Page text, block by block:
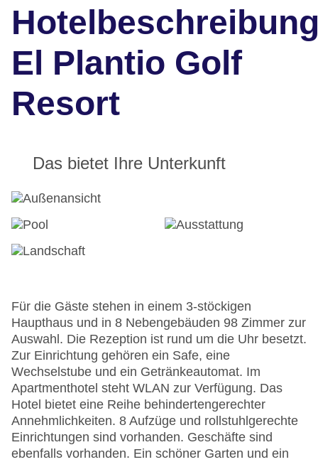
El Plantio Golf
Resort
Das bietet Ihre Unterkunft
Für die Gäste stehen in einem 3-stöckigen
Haupthaus und in 8 Nebengebäuden 98 Zimmer zur
Auswahl. Die Rezeption ist rund um die Uhr besetzt.
Zur Einrichtung gehören ein Safe, eine
Wechselstube und ein Getränkeautomat. Im
Apartmenthotel steht WLAN zur Verfügung. Das
Hotel bietet eine Reihe behindertengerechter
Annehmlichkeiten. 8 Aufzüge und rollstuhlgerechte
Einrichtungen sind vorhanden. Geschäfte sind
ebenfalls vorhanden. Ein schöner Garten und ein